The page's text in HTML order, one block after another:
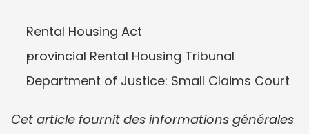
Rental Housing Act
provincial Rental Housing Tribunal
Department of Justice: Small Claims Court
Cet article fournit des informations générales